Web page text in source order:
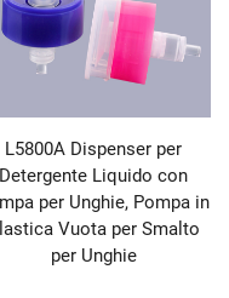
L5800A Dispenser per
Detergente Liquido con
per Unghie, Pompa in
Vuota per Smalto
per Unghie